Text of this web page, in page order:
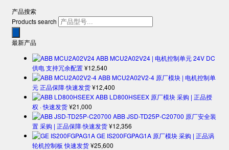
产品搜索
Products search
最新产品
ABB MCU2A02V24 | 电机控制单元 24V DC
供电 支持冗余配置¥12,540
ABB MCU2A02V2-4 原厂模块 | 电机控制单
元 正品保障·快速发货¥12,400
ABB LD800HSEEX 原厂模块 采购 | 正品授
权 · 快速发货¥21,000
ABB JSD-TD25P-C20700 原厂安全装
置 采购 | 正品保障·快速发货¥12,356
GE IS200FGPAG1A 原厂模块 采购 | 正品涡
轮机控制板 快速发货¥25,600